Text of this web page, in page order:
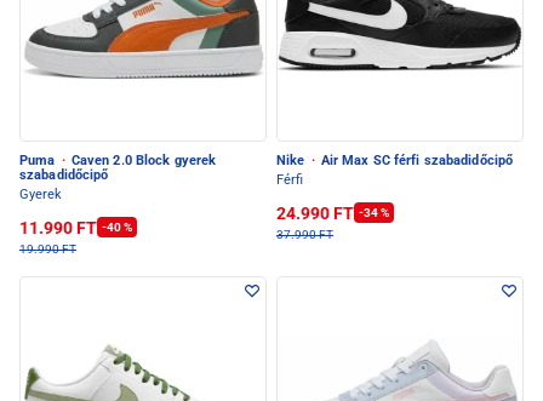
Puma · Caven 2.0 Block gyerek
szabadidőcipő
Gyerek
11.990 FT -40 %
19.990 FT
Nike · Air Max SC férfi szabadidőcipő
Férfi
24.990 FT -34 %
37.990 FT